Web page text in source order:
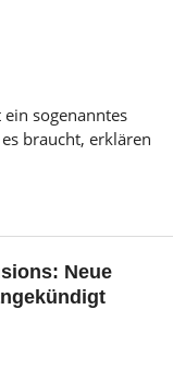
sogenanntes
braucht, erklären
Neue